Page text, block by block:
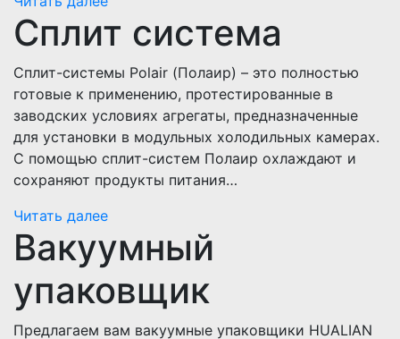
Сплит система
Сплит-системы Polair (Полаир) – это полностью
готовые к применению, протестированные в
заводских условиях агрегаты, предназначенные
для установки в модульных холодильных камерах.
С помощью сплит-систем Полаир охлаждают и
сохраняют продукты питания…
Читать далее
Вакуумный
упаковщик
Предлагаем вам вакуумные упаковщики HUALIAN